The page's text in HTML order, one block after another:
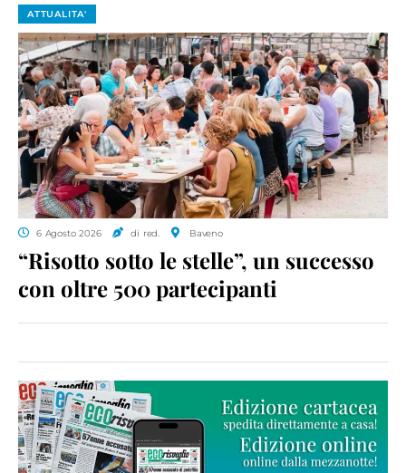
ATTUALITA'
6 Agosto 2026 di red. Baveno
“Risotto sotto le stelle”, un successo
con oltre 500 partecipanti